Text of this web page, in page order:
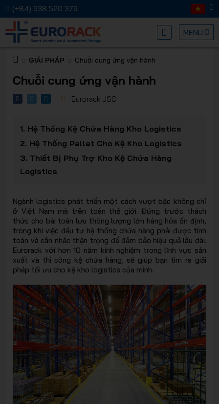
(+84) 938 520 379
MENU
Kệ chứa
hàng
- Giải
GIẢI PHÁP Chuỗi cung ứng vận hành
Chuỗi cung ứng vận hành
Eurorack JSC
1. Hệ Thống Kệ Chứa Hàng Kho Logistics
2. Hệ Thống Pallet Cho Kệ Kho Logistics
3. Thiết Bị Phụ Trợ Kho Kệ Chứa Hàng
Logistics
Ngành logistics phát triển một cách vượt bậc không chỉ
ở Việt Nam mà trên toàn thế giới. Đứng trước thách
thức cho bài toán lưu thông lượng lớn hàng hóa ổn định,
trong khi việc đầu tư hệ thống chứa hàng phải được tính
toán và cân nhắc thận trọng để đảm bảo hiệu quả lâu dài.
Eurorack với hơn 10 năm kinh nghiệm trong lĩnh vực sản
xuất và thi công kệ chứa hàng, sẽ giúp bạn tìm ra giải
pháp tối ưu cho kệ kho logistics của mình.